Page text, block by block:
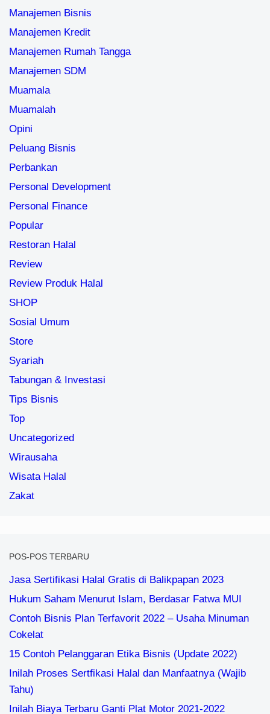
Manajemen Bisnis
Manajemen Kredit
Manajemen Rumah Tangga
Manajemen SDM
Muamala
Muamalah
Opini
Peluang Bisnis
Perbankan
Personal Development
Personal Finance
Popular
Restoran Halal
Review
Review Produk Halal
SHOP
Sosial Umum
Store
Syariah
Tabungan & Investasi
Tips Bisnis
Top
Uncategorized
Wirausaha
Wisata Halal
Zakat
POS-POS TERBARU
Jasa Sertifikasi Halal Gratis di Balikpapan 2023
Hukum Saham Menurut Islam, Berdasar Fatwa MUI
Contoh Bisnis Plan Terfavorit 2022 – Usaha Minuman
Cokelat
15 Contoh Pelanggaran Etika Bisnis (Update 2022)
Inilah Proses Sertfikasi Halal dan Manfaatnya (Wajib
Tahu)
Inilah Biaya Terbaru Ganti Plat Motor 2021-2022